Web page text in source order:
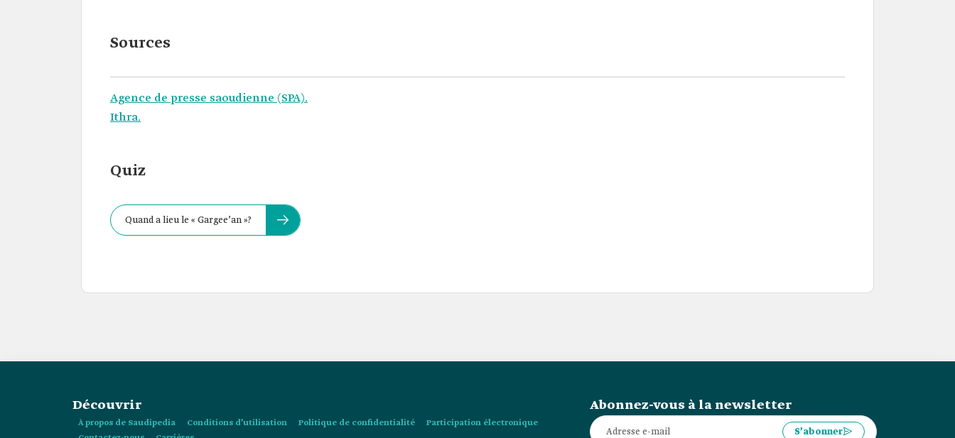
Sources
Agence de presse saoudienne (SPA).
Ithra.
Quiz
Quand a lieu le « Gargee’an »?
Découvrir
À propos de Saudipedia Conditions d’utilisation Politique de confidentialité
Participation électronique
Abonnez-vous à la newsletter
S’abonner